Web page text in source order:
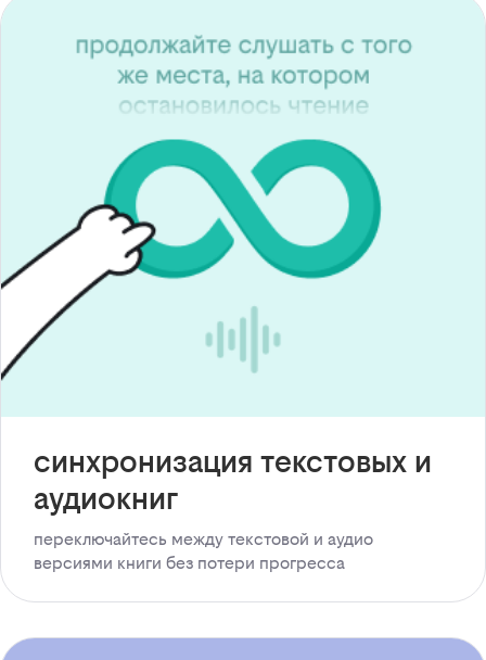
синхронизация текстовых и
аудиокниг
переключайтесь между текстовой и аудио
версиями книги без потери прогресса